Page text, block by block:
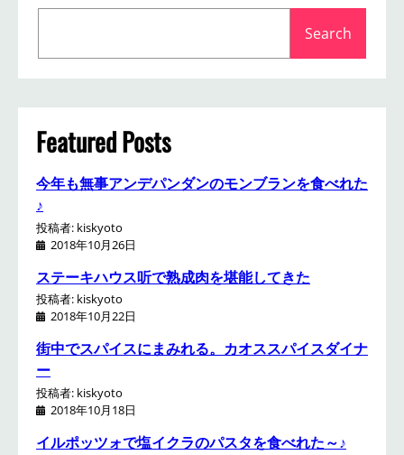
a
r
c
h
Search
Featured Posts
今年も無事アンデパンダンのモンブランを食べれた
♪
投稿者: kiskyoto
2018年10月26日
ステーキハウス听で熟成肉を堪能してきた
投稿者: kiskyoto
2018年10月22日
街中でスパイスにまみれる。カオススパイスダイナ
ー
投稿者: kiskyoto
2018年10月18日
イルポッツォで塩イクラのパスタを食べれた～♪